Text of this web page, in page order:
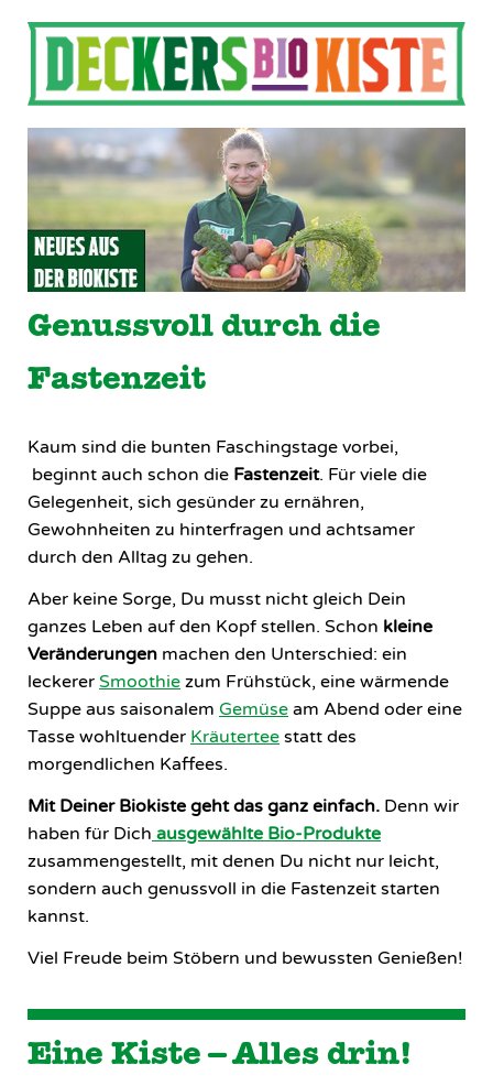
Genussvoll durch die
Fastenzeit
Kaum sind die bunten Faschingstage vorbei,
beginnt auch schon die Fastenzeit. Für viele die
Gelegenheit, sich gesünder zu ernähren,
Gewohnheiten zu hinterfragen und achtsamer
durch den Alltag zu gehen.
Aber keine Sorge, Du musst nicht gleich Dein
ganzes Leben auf den Kopf stellen. Schon kleine
Veränderungen machen den Unterschied: ein
leckerer Smoothie zum Frühstück, eine wärmende
Suppe aus saisonalem Gemüse am Abend oder eine
Tasse wohltuender Kräutertee statt des
morgendlichen Kaffees.
Mit Deiner Biokiste geht das ganz einfach. Denn wir
haben für Dich ausgewählte Bio-Produkte
zusammengestellt, mit denen Du nicht nur leicht,
sondern auch genussvoll in die Fastenzeit starten
kannst.
Viel Freude beim Stöbern und bewussten Genießen!
Eine Kiste – Alles drin!